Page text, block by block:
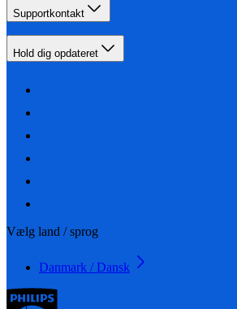
Supportkontakt
Hold dig opdateret
Vælg land / sprog
Danmark / Dansk